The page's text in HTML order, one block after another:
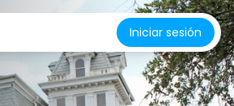
Iniciar sesión